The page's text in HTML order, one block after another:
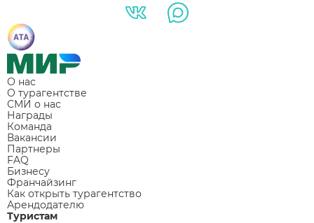
О нас
О турагентстве
СМИ о нас
Награды
Команда
Вакансии
Партнеры
FAQ
Бизнесу
Франчайзинг
Как открыть турагентство
Арендодателю
Туристам